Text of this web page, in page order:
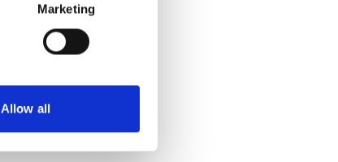
Marketing
Allow all